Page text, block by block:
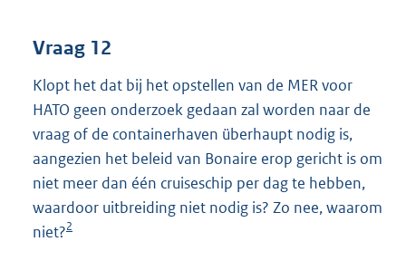
Vraag 12
Klopt het dat bij het opstellen van de MER voor
HATO geen onderzoek gedaan zal worden naar de
vraag of de containerhaven überhaupt nodig is,
aangezien het beleid van Bonaire erop gericht is om
niet meer dan één cruiseschip per dag te hebben,
waardoor uitbreiding niet nodig is? Zo nee, waarom
niet?2